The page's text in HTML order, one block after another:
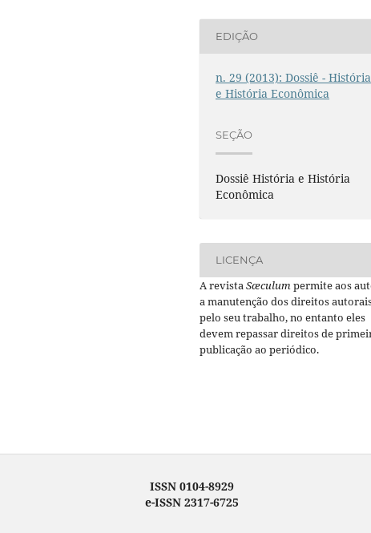
EDIÇÃO
n. 29 (2013): Dossiê - História
e História Econômica
SEÇÃO
Dossiê História e História
Econômica
LICENÇA
A revistaSæculumpermite aos
a manutenção dos direitos
pelo seu trabalho, no entanto eles
devem repassar direitos de
publicação ao periódico.
ISSN 0104-8929
e-ISSN 2317-6725